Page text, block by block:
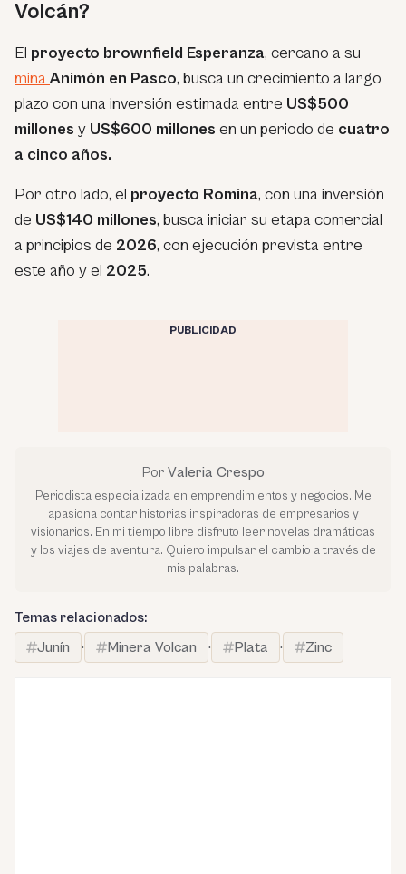
Volcán?
El proyecto brownfield Esperanza, cercano a su
minaAnimón en Pasco, busca un crecimiento a largo
plazo con una inversión estimada entre US$500
millones y US$600 millones en un periodo de cuatro
a cinco años.
Por otro lado, el proyecto Romina, con una inversión
de US$140 millones, busca iniciar su etapa comercial
a principios de 2026, con ejecución prevista entre
este año y el 2025.
PUBLICIDAD
Por Valeria Crespo
Periodista especializada en emprendimientos y negocios. Me
apasiona contar historias inspiradoras de empresarios y
visionarios. En mi tiempo libre disfruto leer novelas dramáticas
y los viajes de aventura. Quiero impulsar el cambio a través de
mis palabras.
Temas relacionados:
Junín
· Minera Volcan · Plata · Zinc